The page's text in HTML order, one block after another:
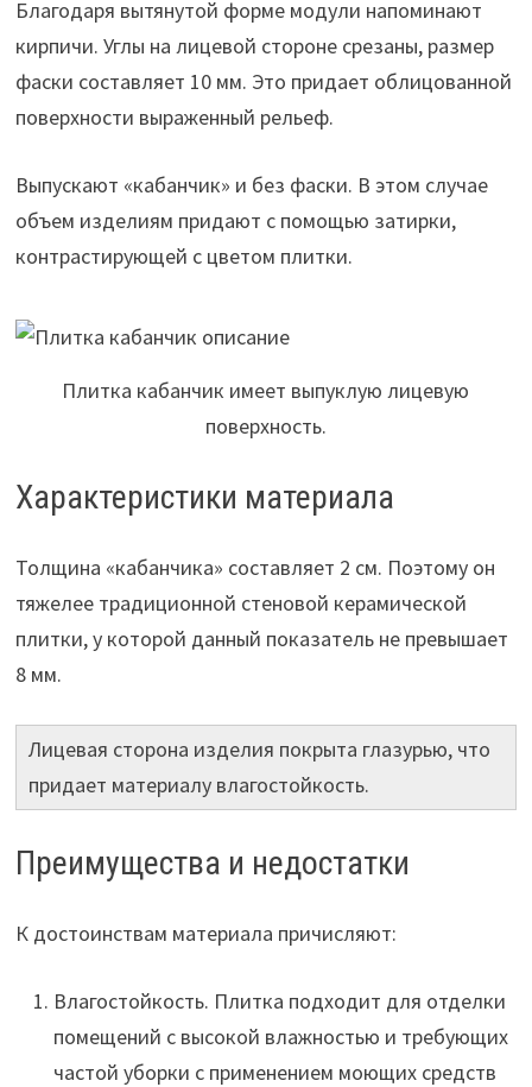
Благодаря вытянутой форме модули напоминают
кирпичи. Углы на лицевой стороне срезаны, размер
фаски составляет 10 мм. Это придает облицованной
поверхности выраженный рельеф.
Выпускают «кабанчик» и без фаски. В этом случае
объем изделиям придают с помощью затирки,
контрастирующей с цветом плитки.
Плитка кабанчик имеет выпуклую лицевую
поверхность.
Характеристики материала
Толщина «кабанчика» составляет 2 см. Поэтому он
тяжелее традиционной стеновой керамической
плитки, у которой данный показатель не превышает
8 мм.
Лицевая сторона изделия покрыта глазурью, что
придает материалу влагостойкость.
Преимущества и недостатки
К достоинствам материала причисляют:
Влагостойкость. Плитка подходит для отделки
помещений с высокой влажностью и требующих
частой уборки с применением моющих средств